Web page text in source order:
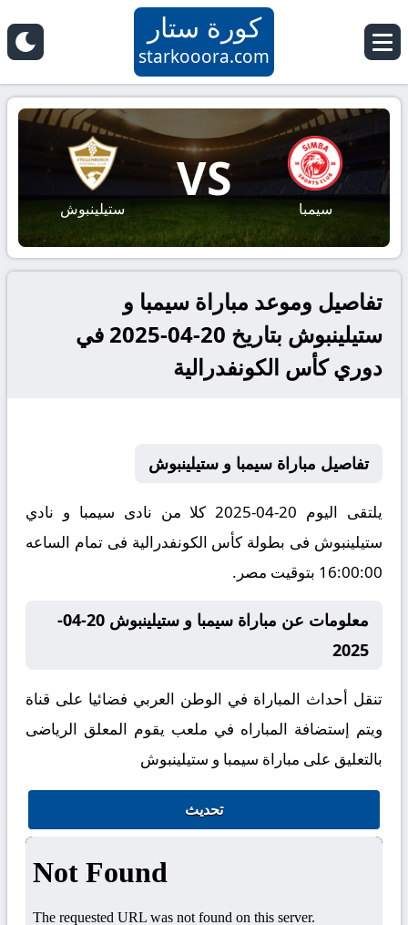
كورة ستار
starkooora.com
سيمبا
VS
ستيلينبوش
تفاصيل وموعد مباراة سيمبا و
ستيلينبوش بتاريخ 20-04-2025 في
دوري كأس الكونفدرالية
تفاصيل مباراة سيمبا و ستيلينبوش
يلتقى اليوم 20-04-2025 كلا من نادى سيمبا و نادي
ستيلينبوش فى بطولة كأس الكونفدرالية فى تمام الساعه
16:00:00 بتوقيت مصر.
معلومات عن مباراة سيمبا و ستيلينبوش 20-04-
2025
تنقل أحداث المباراة في الوطن العربي فضائيا على قناة
ويتم إستضافة المباراه في ملعب يقوم المعلق الرياضى
بالتعليق على مباراة سيمبا و ستيلينبوش
تحديث